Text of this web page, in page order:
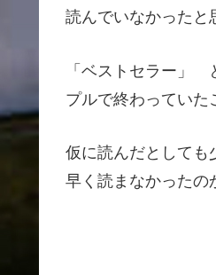
読んでいなかったと
「ベストセラー」
プルで終わっていた
仮に読んだとしても
早く読まなかったの